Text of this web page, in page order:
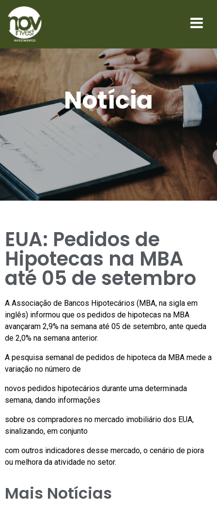
Notícia
EUA: Pedidos de
Hipotecas na MBA
até 05 de setembro
A Associação de Bancos Hipotecários (MBA, na sigla em
inglês) informou que os pedidos de hipotecas na MBA
avançaram 2,9% na semana até 05 de setembro, ante queda
de 2,0% na semana anterior.
A pesquisa semanal de pedidos de hipoteca da MBA mede a
variação no número de
novos pedidos hipotecários durante uma determinada
semana, dando informações
sobre os compradores no mercado imobiliário dos EUA,
sinalizando, em conjunto
com outros indicadores desse mercado, o cenário de piora
ou melhora da atividade no setor.
Mais Notícias